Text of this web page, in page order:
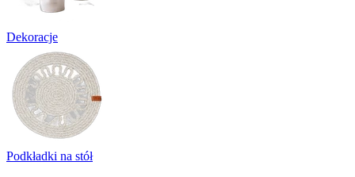
Dekoracje
Podkładki na stół